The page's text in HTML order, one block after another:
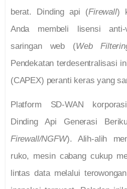
berat. Dinding api (Firewall)
Anda membeli lisensi
saringan web (Web
Pendekatan terdesentralisasi
(CAPEX) peranti keras yang
Platform SD-WAN
Dinding Api Generasi
Firewall/NGFW). Alih-alih
ruko, mesin cabang cukup
lintas data melalui